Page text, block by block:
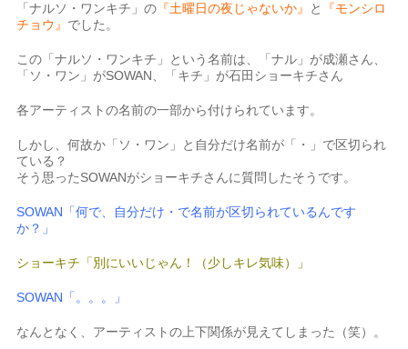
「ナルソ・ワンキチ」の 『土曜日の夜じゃないか』 と
『モンシロ
チョウ』 でした。
この「ナルソ・ワンキチ」という名前は、「ナル」が成瀬さん、
「ソ・ワン」がSOWAN、「キチ」が石田ショーキチさん
各アーティストの名前の一部から付けられています。
しかし、何故か「ソ・ワン」と自分だけ名前が「・」で区切られ
ている？
そう思ったSOWANがショーキチさんに質問したそうです。
SOWAN「何で、自分だけ・で名前が区切られているんです
か？」
ショーキチ「別にいいじゃん！（少しキレ気味）」
SOWAN「。。。」
なんとなく、アーティストの上下関係が見えてしまった（笑）。